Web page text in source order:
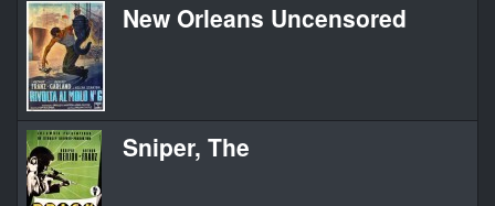
New Orleans Uncensored
Sniper, The